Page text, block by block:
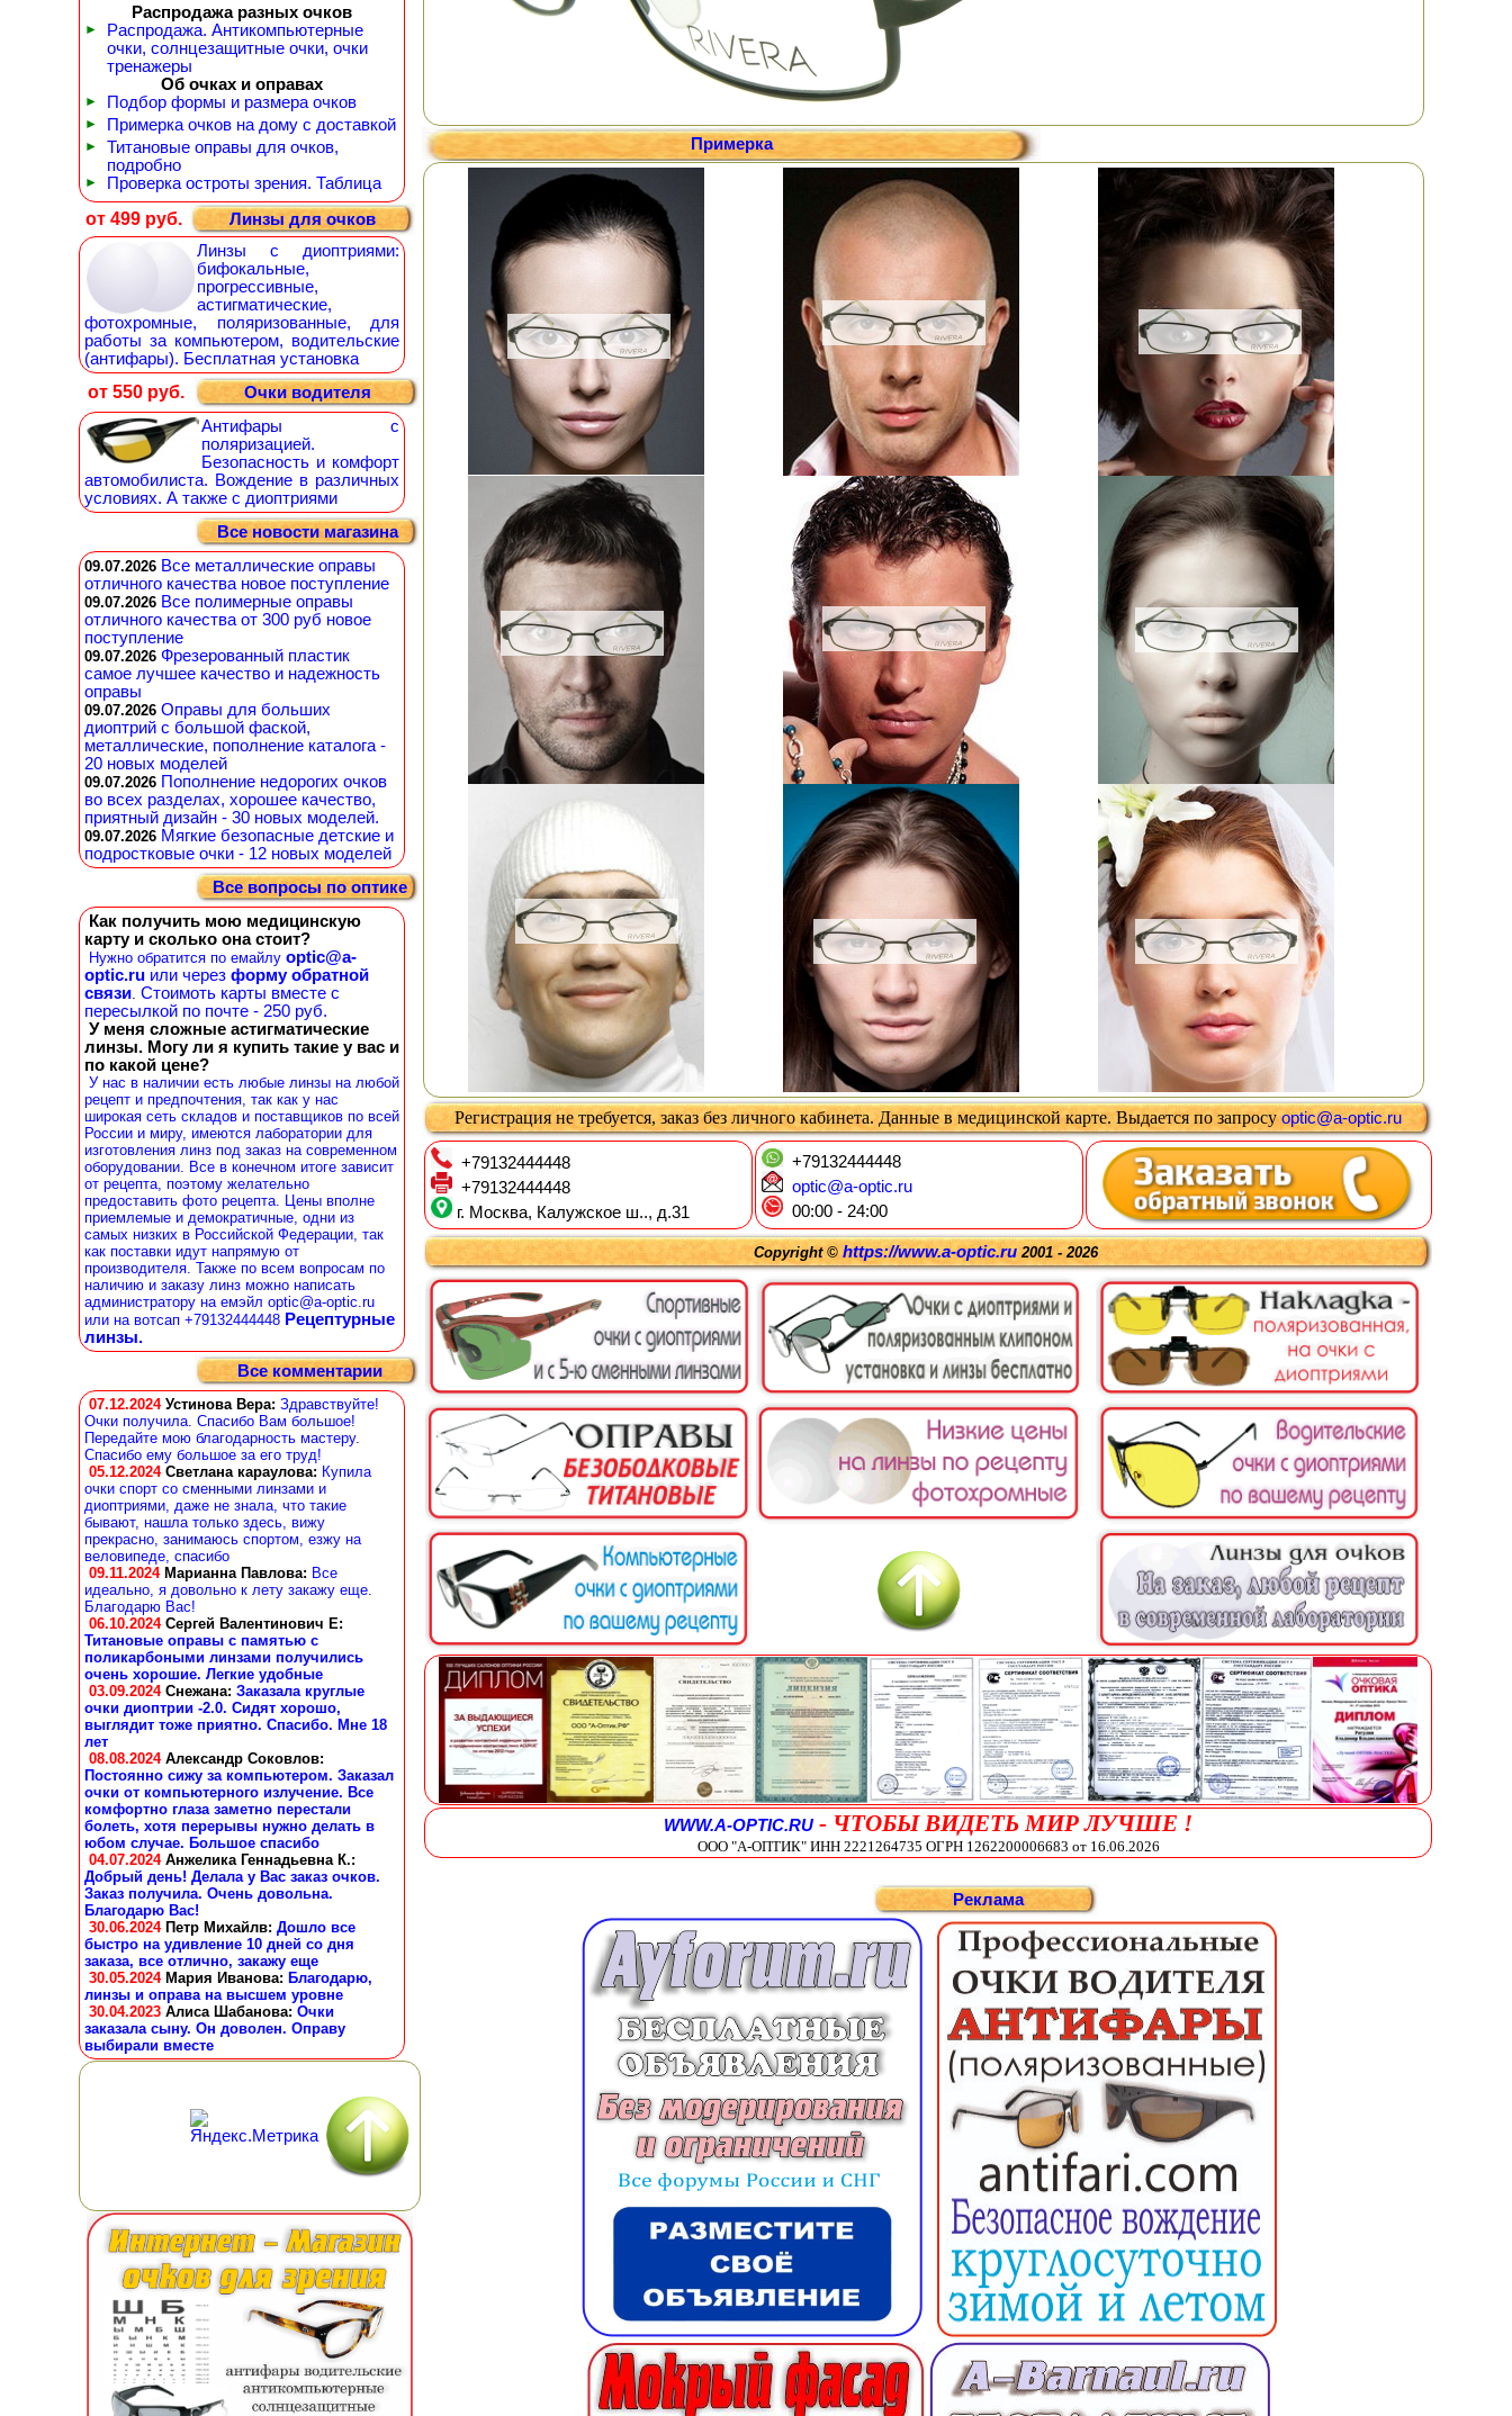
Распродажа разных очков
►
Распродажа. Антикомпьютерные
очки, солнцезащитные очки, очки
тренажеры
Об очках и оправах
► Подбор формы и размера очков
► Примерка очков на дому с доставкой
►
Титановые оправы для очков,
подробно
► Проверка остроты зрения. Таблица
от 499 руб.
Линзы для очков
Линзы с диоптриями:
бифокальные,
прогрессивные,
астигматические,
фотохромные, поляризованные, для
работы за компьютером, водительские
(антифары). Бесплатная установка
от 550 руб.
Очки водителя
Антифары с
поляризацией.
Безопасность и комфорт
автомобилиста. Вождение в различных
условиях. А также с диоптриями
Все новости магазина
09.07.2026 Все металлические оправы
отличного качества новое поступление
09.07.2026 Все полимерные оправы
отличного качества от 300 руб новое
поступление
09.07.2026 Фрезерованный пластик
самое лучшее качество и надежность
оправы
09.07.2026 Оправы для больших
диоптрий с большой фаской,
металлические, пополнение каталога -
20 новых моделей
09.07.2026 Пополнение недорогих очков
во всех разделах, хорошее качество,
приятный дизайн - 30 новых моделей.
09.07.2026 Мягкие безопасные детские и
подростковые очки - 12 новых моделей
Все вопросы по оптике
Как получить мою медицинскую
карту и сколько она стоит?
Нужно обратится по емайлу optic@a-
optic.ru или через форму обратной
связи. Стоимоть карты вместе с
пересылкой по почте - 250 руб.
У меня сложные астигматические
линзы. Могу ли я купить такие у вас и
по какой цене?
У нас в наличии есть любые линзы на любой
рецепт и предпочтения, так как у нас
широкая сеть складов и поставщиков по всей
России и миру, имеются лаборатории для
изготовления линз под заказ на современном
оборудовании. Все в конечном итоге зависит
от рецепта, поэтому желательно
предоставить фото рецепта. Цены вполне
приемлемые и демократичные, одни из
самых низких в Российской Федерации, так
как поставки идут напрямую от
производителя. Также по всем вопросам по
наличию и заказу линз можно написать
администратору на емэйл optic@a-optic.ru
или на вотсап +79132444448 Рецептурные
линзы.
Все комментарии
07.12.2024 Устинова Вера: Здравствуйте!
Очки получила. Спасибо Вам большое!
Передайте мою благодарность мастеру.
Спасибо ему большое за его труд!
05.12.2024 Светлана караулова: Купила
очки спорт со сменными линзами и
диоптриями, даже не знала, что такие
бывают, нашла только здесь, вижу
прекрасно, занимаюсь спортом, езжу на
веловипеде, спасибо
09.11.2024 Марианна Павлова: Все
идеально, я довольно к лету закажу еще.
Благодарю Вас!
06.10.2024 Сергей Валентинович Е:
Титановые оправы с памятью с
поликарбоными линзами получились
очень хорошие. Легкие удобные
03.09.2024 Снежана: Заказала круглые
очки диоптрии -2.0. Сидят хорошо,
выглядит тоже приятно. Спасибо. Мне 18
лет
08.08.2024 Александр Соковлов:
Постоянно сижу за компьютером. Заказал
очки от компьютерного излучение. Все
комфортно глаза заметно перестали
болеть, хотя перерывы нужно делать в
юбом случае. Большое спасибо
04.07.2024 Анжелика Геннадьевна К.:
Добрый день! Делала у Вас заказ очков.
Заказ получила. Очень довольна.
Благодарю Вас!
30.06.2024 Петр Михайлв: Дошло все
быстро на удивление 10 дней со дня
заказа, все отлично, закажу еще
30.05.2024 Мария Иванова: Благодарю,
линзы и оправа на высшем уровне
30.04.2023 Алиса Шабанова: Очки
заказала сыну. Он доволен. Оправу
выбирали вместе
Примерка
Регистрация не требуется, заказ без личного кабинета. Данные в медицинской карте. Выдается по запросуoptic@a-optic.ru
+79132444448
+79132444448
г. Москва, Калужское ш.., д.31
+79132444448
optic@a-optic.ru
00:00 - 24:00
Copyright © https://www.a-optic.ru 2001 - 2026
WWW.A-OPTIC.RU - ЧТОБЫ ВИДЕТЬ МИР ЛУЧШЕ !
ООО "А-ОПТИК" ИНН 2221264735 ОГРН 1262200006683 от 16.06.2026
Реклама